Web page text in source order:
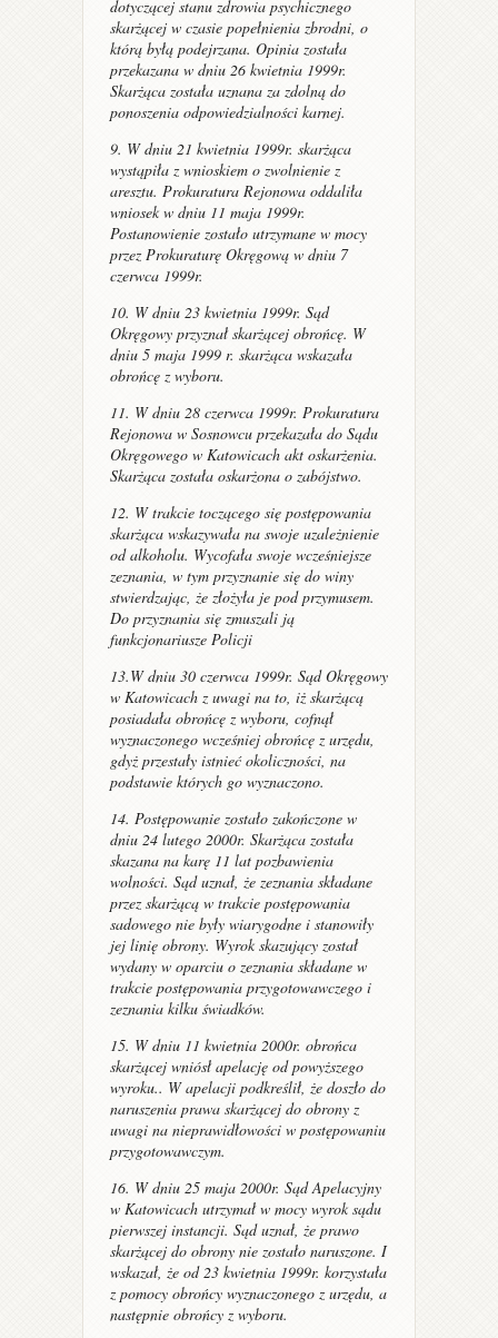
dotyczącej stanu zdrowia psychicznego
skarżącej w czasie popełnienia zbrodni, o
którą byłą podejrzana. Opinia została
przekazana w dniu 26 kwietnia 1999r.
Skarżąca została uznana za zdolną do
ponoszenia odpowiedzialności karnej.
9. W dniu 21 kwietnia 1999r. skarżąca
wystąpiła z wnioskiem o zwolnienie z
aresztu. Prokuratura Rejonowa oddaliła
wniosek w dniu 11 maja 1999r.
Postanowienie zostało utrzymane w mocy
przez Prokuraturę Okręgową w dniu 7
czerwca 1999r.
10. W dniu 23 kwietnia 1999r. Sąd
Okręgowy przyznał skarżącej obrońcę. W
dniu 5 maja 1999 r. skarżąca wskazała
obrońcę z wyboru.
11. W dniu 28 czerwca 1999r. Prokuratura
Rejonowa w Sosnowcu przekazała do Sądu
Okręgowego w Katowicach akt oskarżenia.
Skarżąca została oskarżona o zabójstwo.
12. W trakcie toczącego się postępowania
skarżąca wskazywała na swoje uzależnienie
od alkoholu. Wycofała swoje wcześniejsze
zeznania, w tym przyznanie się do winy
stwierdzając, że złożyła je pod przymusem.
Do przyznania się zmuszali ją
funkcjonariusze Policji
13.W dniu 30 czerwca 1999r. Sąd Okręgowy
w Katowicach z uwagi na to, iż skarżącą
posiadała obrońcę z wyboru, cofnął
wyznaczonego wcześniej obrońcę z urzędu,
gdyż przestały istnieć okoliczności, na
podstawie których go wyznaczono.
14. Postępowanie zostało zakończone w
dniu 24 lutego 2000r. Skarżąca została
skazana na karę 11 lat pozbawienia
wolności. Sąd uznał, że zeznania składane
przez skarżącą w trakcie postępowania
sadowego nie były wiarygodne i stanowiły
jej linię obrony. Wyrok skazujący został
wydany w oparciu o zeznania składane w
trakcie postępowania przygotowawczego i
zeznania kilku świadków.
15. W dniu 11 kwietnia 2000r. obrońca
skarżącej wniósł apelację od powyższego
wyroku.. W apelacji podkreślił, że doszło do
naruszenia prawa skarżącej do obrony z
uwagi na nieprawidłowości w postępowaniu
przygotowawczym.
16. W dniu 25 maja 2000r. Sąd Apelacyjny
w Katowicach utrzymał w mocy wyrok sądu
pierwszej instancji. Sąd uznał, że prawo
skarżącej do obrony nie zostało naruszone. I
wskazał, że od 23 kwietnia 1999r. korzystała
z pomocy obrońcy wyznaczonego z urzędu, a
następnie obrońcy z wyboru.